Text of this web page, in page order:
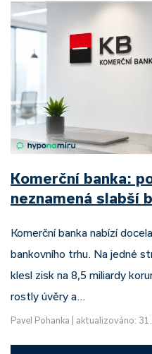
Komerční banka:
neznamená slabší
Komerční banka nabízí
bankovního trhu. Na jedné
klesl zisk na 8,5 miliardy
rostly úvěry a…
Pavel Pohanka aktualizováno: